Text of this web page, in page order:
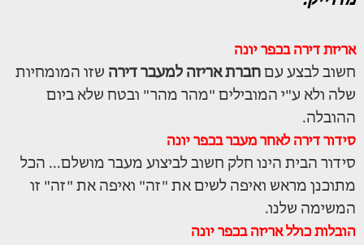
אריזת דירה בכפר יונה
חשוב לבצע עם חברת אריזה למעבר דירה שזו המומחיות
שלה ולא ע"י המובילים "מהר מהר" ובטח שלא ביום
ההובלה.
סידור דירה לאחר מעבר בכפר יונה
סידור הבית הינו חלק חשוב לביצוע מעבר מושלם... הכל
מתוכנן מראש ואיפה לשים את "זה" ואיפה את "זה" זו
המשימה שלנו.
הובלות כולל אריזה בכפר יונה